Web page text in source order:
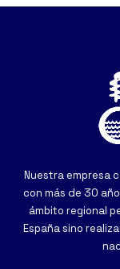
Nuestra empresa
con más de 30
ámbito regional
España sino